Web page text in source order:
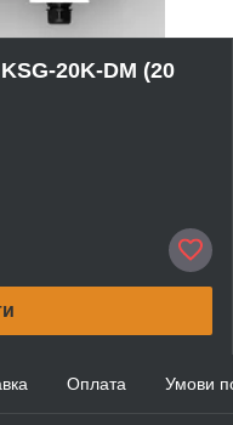
20K-DM (20
Оплата Умови